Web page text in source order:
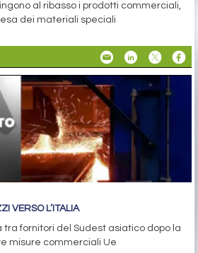
al ribasso i prodotti commerciali,
dei materiali speciali
VERSO L’ITALIA
fornitori del Sudest asiatico dopo la
misure commerciali Ue